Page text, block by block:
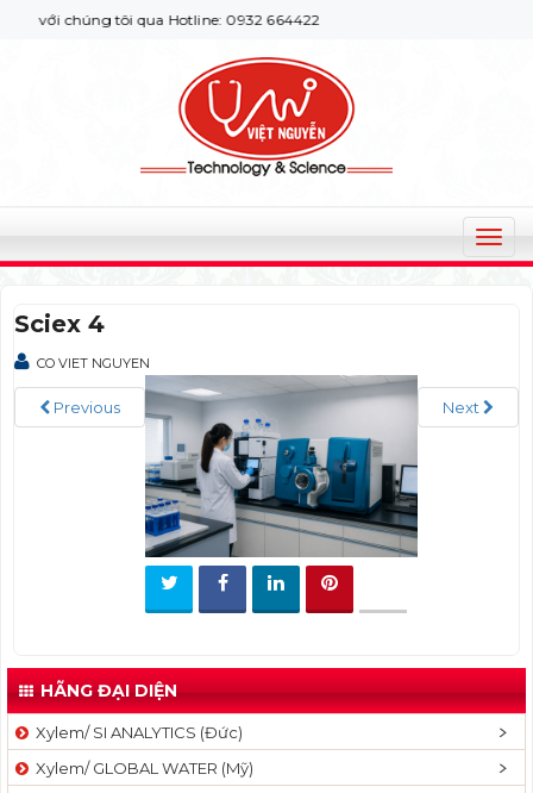
chúng tôi qua Hotline: 0932 664422
T
o
n
a
Sciex 4
CO VIET NGUYEN
Previous Next
HÃNG ĐẠI DIỆN
Xylem/ SI ANALYTICS (Đức)
Xylem/ GLOBAL WATER (Mỹ)